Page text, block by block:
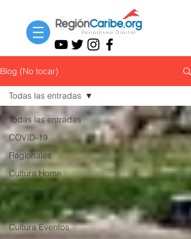
Blog (No tocar)
Todas las entradas
COVID-19
Regionales
Cultura Home
Barranquilla
Turismo
Cultura Eventos
Todas las entradas